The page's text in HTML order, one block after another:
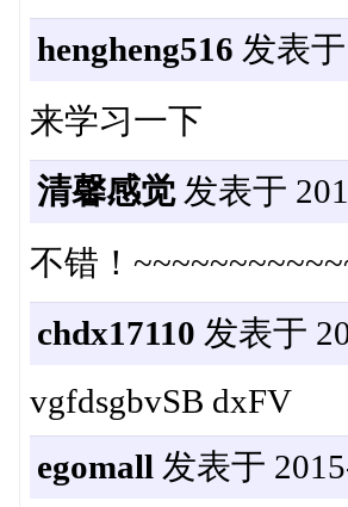
hengheng516 发表
来学习一下
清馨感觉发表于
不错！
chdx17110 发表于
vgfdsgbvSB dxFV
egomall 发表于